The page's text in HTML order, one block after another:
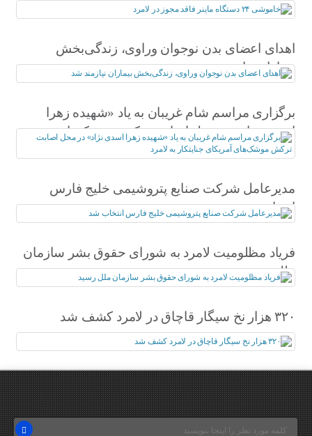
اهدای اعضای بدن نوجوان وراوی، زندگی‌بخش
بیماران نیازمند شد
برگزاری مراسم شام غریبان به یاد «شهیده زهرا
اسدی نژاد» در محل اصابت ترکش موشک‌های
آمریکای جنایتکار به لامرد
مدیرعامل شرکت صنایع پتروشیمی خلیج فارس
انتخاب شد
فریاد مظلومیت لامرد به شورای حقوق بشر سازمان
ملل رسید
۳۲۰ هزار نخ سیگار قاچاق در لامرد کشف شد